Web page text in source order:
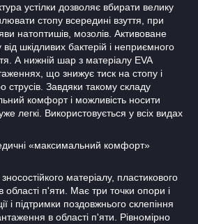
устілки дозволяє вбирати велику
стопу всередині взуття, при
натоптишів, мозолів. Активоване
шкідливих бактерій і неприємного
А нижній шар з матеріалу EVA
що знижує тиск на стопу і
струсів. Завдяки такому складу
комфорт і можливість носити
легкі. Використовується у всіх видах
«максимальний комфорт»
матеріалу, пластикового
області п'яти. Має три точки опори і
і підтримки поздовжнього склепіння
в області п'яти. Рівномірно